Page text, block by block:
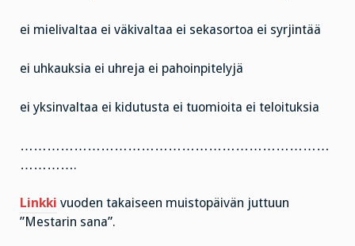
ei mielivaltaa ei väkivaltaa ei sekasortoa ei syrjintää
ei uhkauksia ei uhreja ei pahoinpitelyjä
ei yksinvaltaa ei kidutusta ei tuomioita ei teloituksia
……………………………………………………………
………….
Linkki vuoden takaiseen muistopäivän juttuun
”Mestarin sana”.